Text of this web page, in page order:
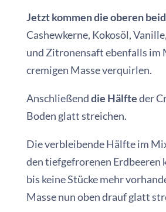
Jetzt kommen die oberen
Cashewkerne, Kokosöl,
und Zitronensaft ebenfalls im
cremigen Masse verquirlen.
Anschließenddie Hälfteder
Boden glatt streichen.
Die verbleibende Hälfte im
den tiefgefrorenen Erdbeeren
bis keine Stücke mehr
Masse nun oben drauf glatt